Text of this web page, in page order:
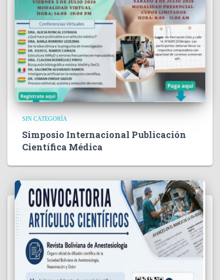
SIN CATEGORÍA
Simposio Internacional Publicación
Científica Médica